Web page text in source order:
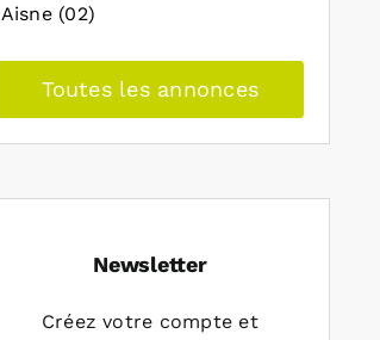
Aisne (02)
Toutes les annonces
Newsletter
Créez votre compte et